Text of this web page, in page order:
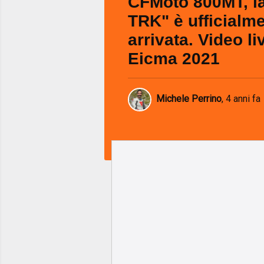
TRK" è
arrivata. Video
Eicma 2021
Michele Perrino, 4 anni fa